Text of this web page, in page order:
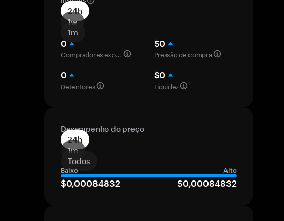
24h
1w
1m
0
Compradores experientes
$0
Pressão de compra
0
Detentores
$0
Liquidez
Desempenho do preço
24h
1m
Todos
Baixo Alto
$0,00084832 $0,00084832